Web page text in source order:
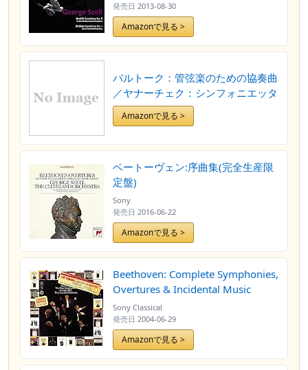
発売日 2013-08-30
Amazonで見る >
バルトーク：管弦楽のための協奏曲
／ヤナーチェク：シンフォニエッタ
Amazonで見る >
ベートーヴェン:序曲集(完全生産限
定盤)
Sony
発売日 2016-06-22
Amazonで見る >
Beethoven: Complete Symphonies,
Overtures & Incidental Music
Sony Classical
発売日 2004-06-29
Amazonで見る >